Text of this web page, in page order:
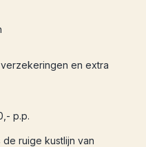
en extra
p.p.
ruige kustlijn van